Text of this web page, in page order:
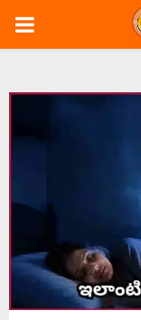
PRIMARY